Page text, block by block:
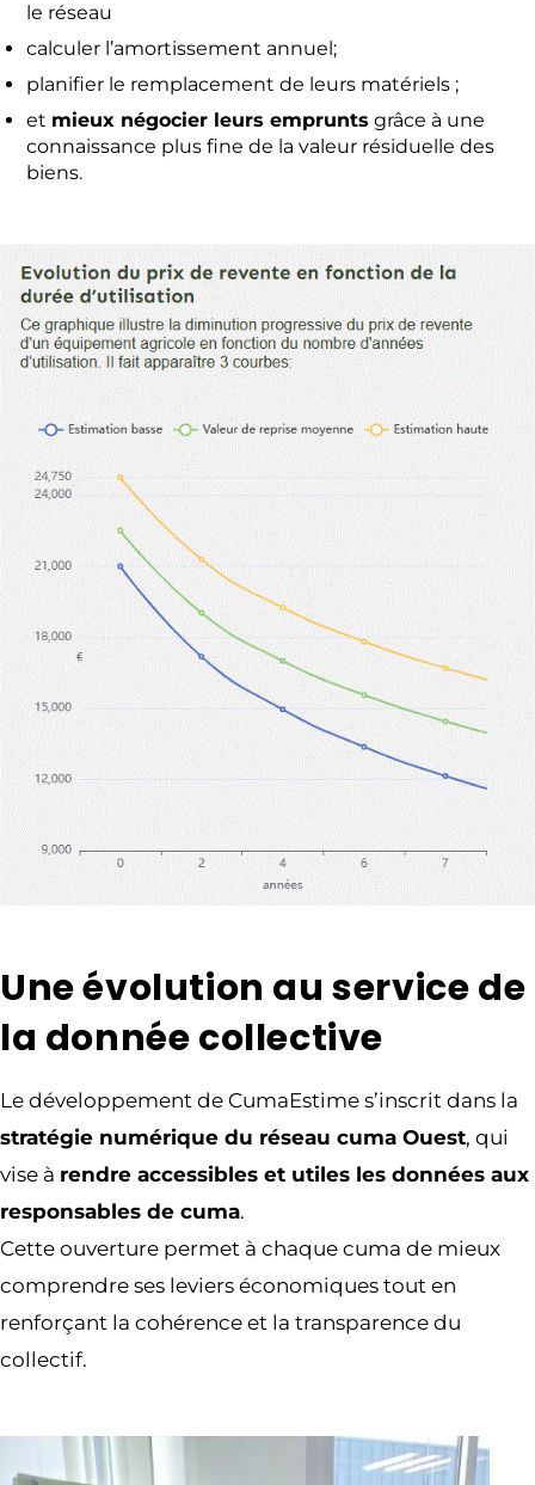
le réseau
calculer l’amortissement annuel;
planifier le remplacement de leurs matériels ;
et mieux négocier leurs emprunts grâce à une
connaissance plus fine de la valeur résiduelle des
biens.
Une évolution au service de
la donnée collective
Le développement de CumaEstime s’inscrit dans la
stratégie numérique du réseau cuma Ouest, qui
vise à rendre accessibles et utiles les données aux
responsables de cuma.
Cette ouverture permet à chaque cuma de mieux
comprendre ses leviers économiques tout en
renforçant la cohérence et la transparence du
collectif.